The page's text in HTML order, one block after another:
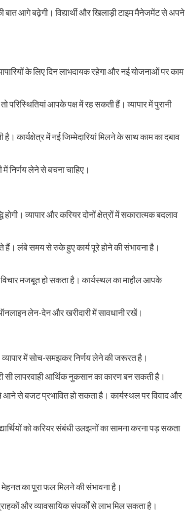
बात आगे बढ़ेगी। विद्यार्थी और खिलाड़ी टाइम मैनेजमेंट से अपने
के लिए दिन लाभदायक रहेगा और नई योजनाओं पर काम
परिस्थितियां आपके पक्ष में रह सकती हैं। व्यापार में पुरानी
कार्यक्षेत्र में नई जिम्मेदारियां मिलने के साथ काम का दबाव
में निर्णय लेने से बचना चाहिए।
व्यापार और करियर दोनों क्षेत्रों में सकारात्मक बदलाव
लंबे समय से रुके हुए कार्य पूरे होने की संभावना है।
मजबूत हो सकता है। कार्यस्थल का माहौल आपके
लेन-देन और खरीदारी में सावधानी रखें।
में सोच-समझकर निर्णय लेने की जरूरत है।
सी लापरवाही आर्थिक नुकसान का कारण बन सकती है।
से बजट प्रभावित हो सकता है। कार्यस्थल पर विवाद और
को करियर संबंधी उलझनों का सामना करना पड़ सकता
का पूरा फल मिलने की संभावना है।
और व्यावसायिक संपर्कों से लाभ मिल सकता है।